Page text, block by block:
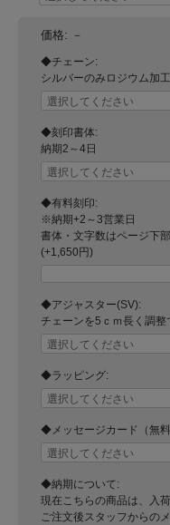
価格: －
◆チェーン:
シルバーのみロジウム加
◆刻印書体:
納期2～4日
◆有料刻印:
※納期+2～3営業日
書体・文字数はページ下
(+1,650円)
◆アジャスター(SV):
チェーンを5ｃｍ長く調整
◆ラッピング:
◆メッセージカード（無
◆納期について:
現在こちらの商品は、入
ご注文後スタッフからの